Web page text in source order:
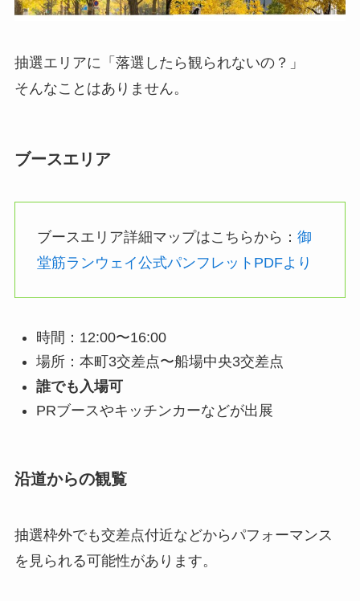
抽選エリアに「落選したら観られないの？」
そんなことはありません。
ブースエリア
ブースエリア詳細マップはこちらから： 御
堂筋ランウェイ公式パンフレットPDFより
時間：12:00〜16:00
場所：本町3交差点〜船場中央3交差点
誰でも入場可
PRブースやキッチンカーなどが出展
沿道からの観覧
抽選枠外でも交差点付近などからパフォーマンス
を見られる可能性があります。